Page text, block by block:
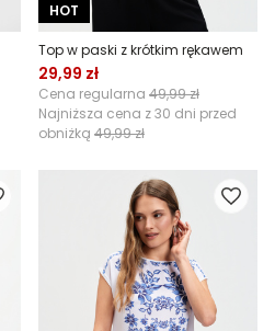
HOT
Top w paski z krótkim rękawem
29,99 zł
Cena regularna 49,99 zł
Najniższa cena z 30 dni przed
obniżką 49,99 zł